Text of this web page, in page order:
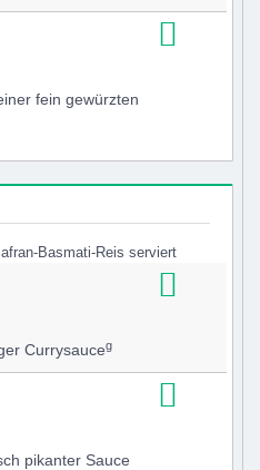
fein gewürzten
Basmati-Reis serviert
Currysauceg
pikanter Sauce